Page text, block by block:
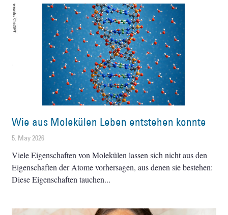
Wie aus Molekülen Leben entstehen konnte
5. May 2026
Viele Eigenschaften von Molekülen lassen sich nicht aus den
Eigenschaften der Atome vorhersagen, aus denen sie bestehen:
Diese Eigenschaften tauchen